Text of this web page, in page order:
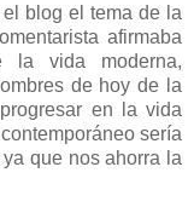
blog el tema de la
afirmaba
la vida moderna,
de hoy de la
en la vida
sería
que nos ahorra la